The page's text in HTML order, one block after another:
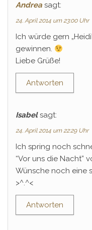
Andrea sagt:
24. April 2014 um 23:00 Uhr
Ich würde gern
gewinnen.
Liebe Grüße!
Antworten
Isabel sagt:
24. April 2014 um 22:29 Uhr
Ich spring noch
“Vor uns die Nacht”
Wünsche noch eine
>^.^<
Antworten